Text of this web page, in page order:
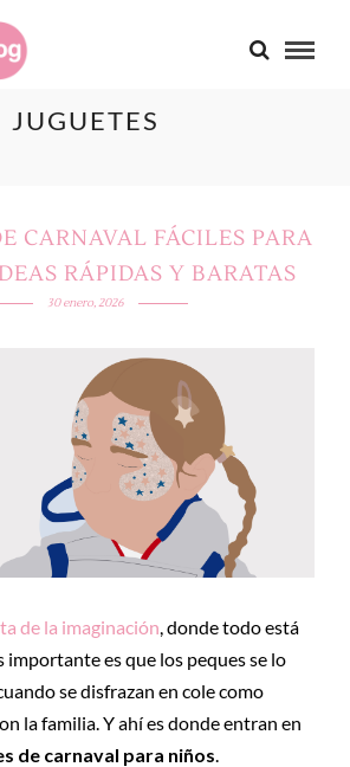
JUGUETES
CARNAVAL FÁCILES PARA
RÁPIDAS Y BARATAS
30 enero, 2026
de la imaginación, donde todo está
importante es que los peques se lo
se disfrazan en cole como
la familia. Y ahí es donde entran en
de carnaval para niños.